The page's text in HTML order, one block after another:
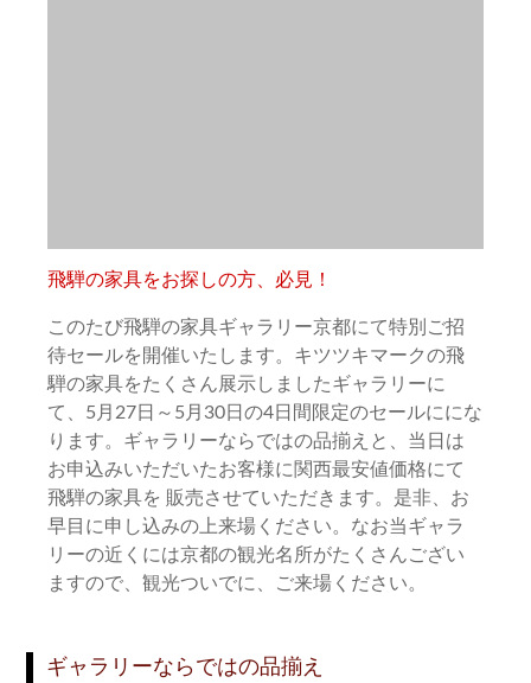
飛騨の家具をお探しの方、必見！
このたび飛騨の家具ギャラリー京都にて特別ご招
待セールを開催いたします。キツツキマークの飛
騨の家具をたくさん展示しましたギャラリーに
て、5月27日～5月30日の4日間限定のセールににな
ります。ギャラリーならではの品揃えと、当日は
お申込みいただいたお客様に関西最安値価格にて
飛騨の家具を 販売させていただきます。是非、お
早目に申し込みの上来場ください。なお当ギャラ
リーの近くには京都の観光名所がたくさんござい
ますので、観光ついでに、ご来場ください。
ギャラリーならではの品揃え